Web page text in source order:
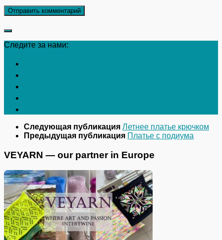
Следите за нами:
Следующая публикация Летнее платье крючком
Предыдущая публикация Платье с подиума
VEYARN — our partner in Europe